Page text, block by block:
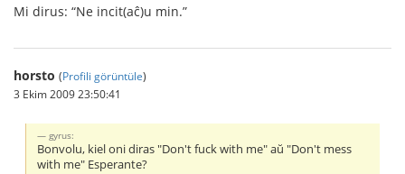
Mi dirus: “Ne incit(aĉ)u min.”
horsto (Profili görüntüle)
3 Ekim 2009 23:50:41
gyrus:
Bonvolu, kiel oni diras "Don't fuck with me" aŭ "Don't mess
with me" Esperante?